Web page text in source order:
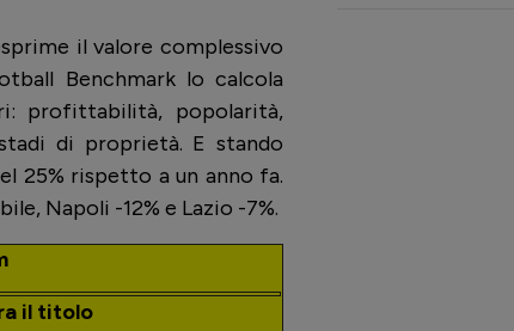
il valore complessivo
Benchmark lo calcola
profittabilità, popolarità,
di proprietà. E stando
25% rispetto a un anno fa.
Napoli -12% e Lazio -7%.
il titolo